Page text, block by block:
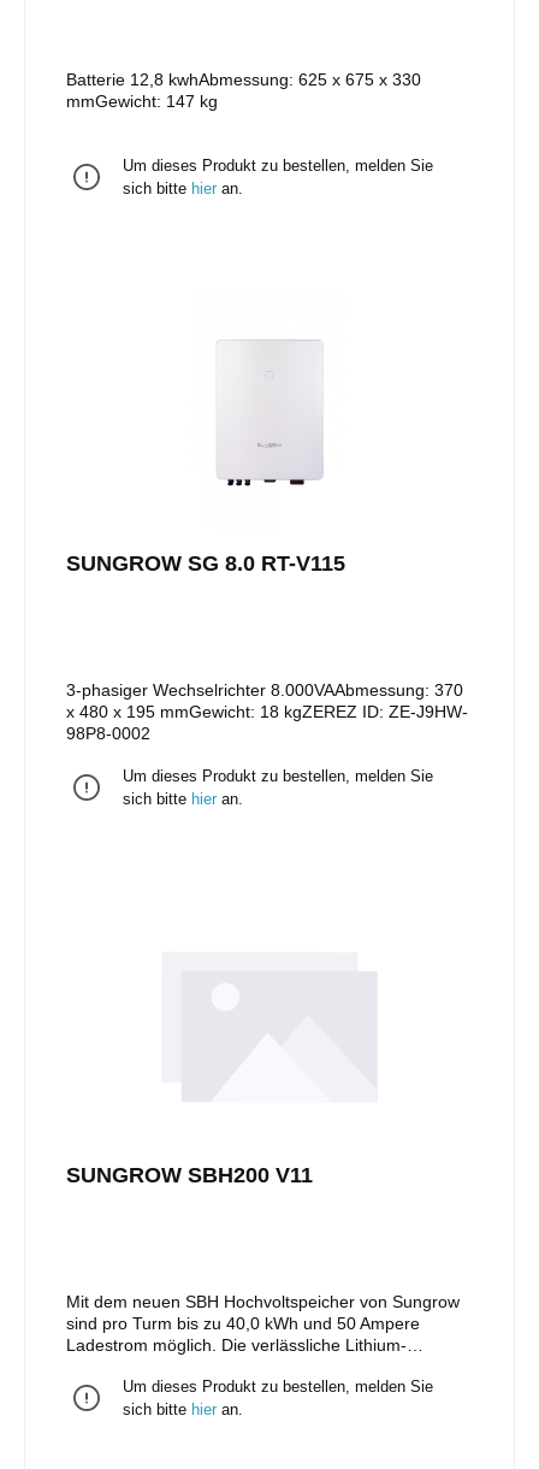
Batterie 12,8 kwhAbmessung: 625 x 675 x 330
mmGewicht: 147 kg
Um dieses Produkt zu bestellen, melden Sie
sich bitte hier an.
SUNGROW SG 8.0 RT-V115
3-phasiger Wechselrichter 8.000VAAbmessung: 370
x 480 x 195 mmGewicht: 18 kgZEREZ ID: ZE-J9HW-
98P8-0002
Um dieses Produkt zu bestellen, melden Sie
sich bitte hier an.
SUNGROW SBH200 V11
Mit dem neuen SBH Hochvoltspeicher von Sungrow
sind pro Turm bis zu 40,0 kWh und 50 Ampere
Ladestrom möglich. Die verlässliche Lithium-
nach VDE 2510-50 zertifiziert und zeitlich unbegrenzt
erweiterbar. Schnelle und einfache Installation durch
Um dieses Produkt zu bestellen, melden Sie
sich bitte hier an.